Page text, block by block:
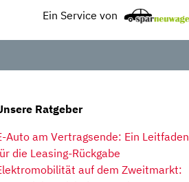
Ein Service von
Ratgeber
Auto am Vertragsende: Ein Leitfaden
die Leasing-Rückgabe
auf dem Zweitmarkt: